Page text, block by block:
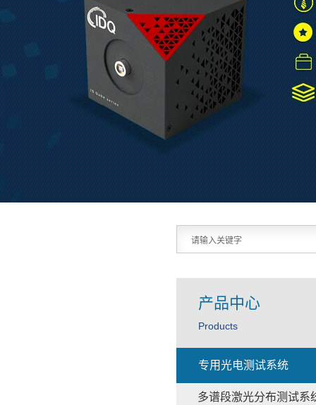
产品中心
Products
专用光电测试系统
多谱段激光分布测试系